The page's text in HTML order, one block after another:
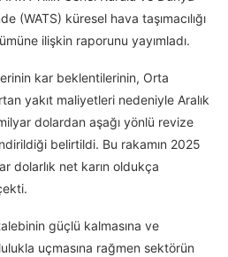
(WATS) küresel hava taşımacılığı
ilişkin raporunu yayımladı.
kar beklentilerinin, Orta
yakıt maliyetleri nedeniyle Aralık
dolardan aşağı yönlü revize
belirtildi. Bu rakamın 2025
dolarlık net karın oldukça
güçlü kalmasına ve
uçmasına rağmen sektörün